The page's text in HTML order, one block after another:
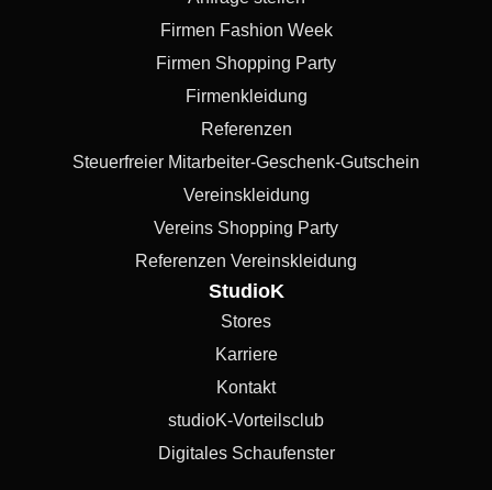
Firmen Fashion Week
Firmen Shopping Party
Firmenkleidung
Referenzen
Steuerfreier Mitarbeiter-Geschenk-Gutschein
Vereinskleidung
Vereins Shopping Party
Referenzen Vereinskleidung
StudioK
Stores
Karriere
Kontakt
studioK-Vorteilsclub
Digitales Schaufenster